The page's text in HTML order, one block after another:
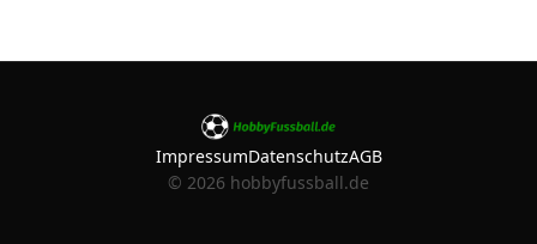
ImpressumDatenschutzAGB
© 2026 hobbyfussball.de